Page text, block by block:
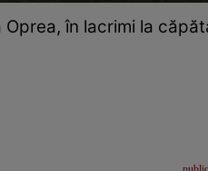
Oprea, în lacrimi la